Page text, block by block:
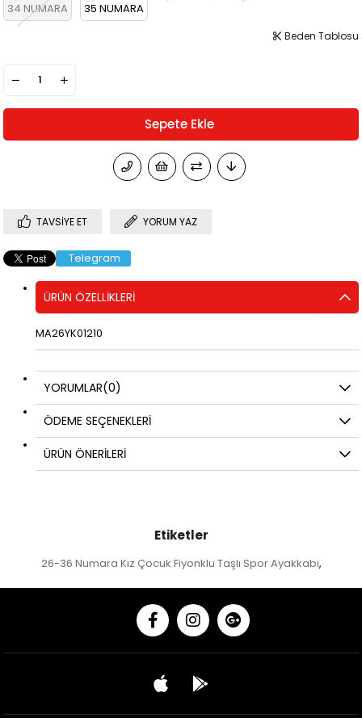
34 NUMARA
35 NUMARA
Beden Tablosu
TAVSIYE ET YORUM YAZ
Telegram
ÜRÜN ÖZELLIKLERI
MA26YK01210
YORUMLAR(0)
ÖDEME SEÇENEKLERI
ÜRÜN ÖNERILERI
Etiketler
26-36 Numara Kız Çocuk Fiyonklu Taşlı Spor Ayakkabı,